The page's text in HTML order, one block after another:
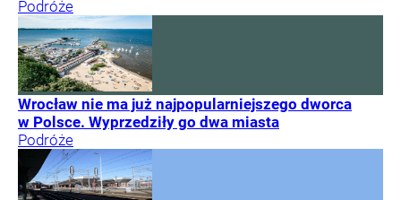
Podróże
Wrocław nie ma już najpopularniejszego dworca
w Polsce. Wyprzedziły go dwa miasta
Podróże